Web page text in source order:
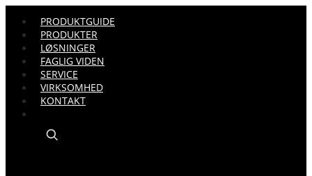
PRODUKTGUIDE
PRODUKTER
LØSNINGER
FAGLIG VIDEN
SERVICE
VIRKSOMHED
KONTAKT